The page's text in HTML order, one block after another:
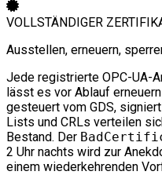
VOLLSTÄNDIGER
Ausstellen, erneuern,
Jede registrierte OPC-UA-
lässt es vor Ablauf
gesteuert vom GDS,
Lists und CRLs verteilen
Bestand. Der
2 Uhr nachts wird zur
einem wiederkehrenden